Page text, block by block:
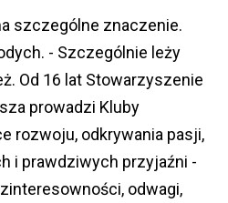
szczególne znaczenie.
- Szczególnie leży
Od 16 lat Stowarzyszenie
prowadzi Kluby
rozwoju, odkrywania pasji,
i prawdziwych przyjaźni -
odwagi,